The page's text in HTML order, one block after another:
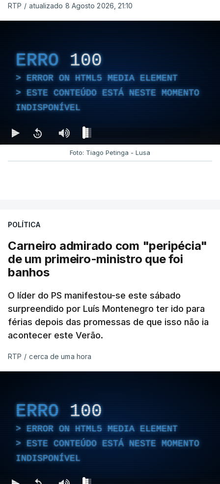
RTP / atualizado 8 Agosto 2026, 21:10
ERRO 100
ERROR ON HTML5 MEDIA ELEMENT
ESTE CONTEÚDO ESTÁ NESTE MOMENTO
INDISPONÍVEL
Foto: Tiago Petinga - Lusa
POLÍTICA
Carneiro admirado com "peripécia"
de um primeiro-ministro que foi
banhos
O líder do PS manifestou-se este sábado
surpreendido por Luís Montenegro ter ido para
férias depois das promessas de que isso não ia
acontecer este Verão.
RTP / cerca de uma hora
ERRO 100
ERROR ON HTML5 MEDIA ELEMENT
ESTE CONTEÚDO ESTÁ NESTE MOMENTO
INDISPONÍVEL